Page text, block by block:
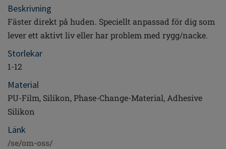
Beskrivning
Fäster direkt på huden. Speciellt anpassad för dig som
lever ett aktivt liv eller har problem med rygg/nacke.
Storlekar
1-12
Material
PU-Film, Silikon, Phase-Change-Material, Adhesive
Silikon
Länk
/se/om-oss/